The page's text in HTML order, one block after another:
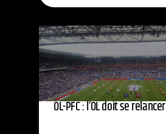
OL-PFC : l’OL doit se relancer